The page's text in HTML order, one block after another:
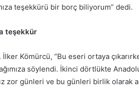
teşekkürü bir borç biliyorum” dedi.
teşekkür
Kömürcü, “Bu eseri ortaya
söylendi. İkinci dörtlükte
zor günleri ve bu günleri birlik olarak